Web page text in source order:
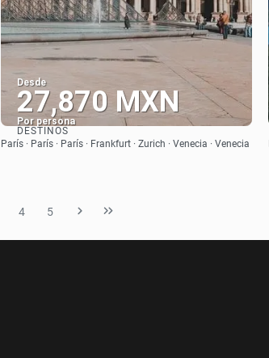
Desde
27,870 MXN
Por persona
Ver
DESTINOS
París · París · París · Frankfurt · Zurich · Venecia · Venecia
4 5